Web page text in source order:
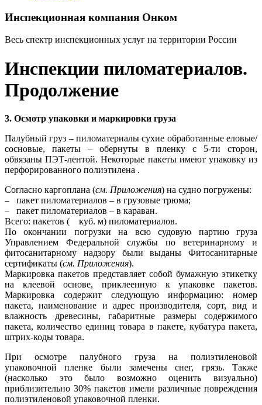
Инспекционная компания Онком
Весь спектр инспекционных услуг на территории России
Инспекции пиломатериалов.
Продолжение
3. Осмотр упаковки и маркировки груза
Палубный груз – пиломатериалы сухие обработанные еловые/
сосновые, пакеты – обернуты в пленку с 5-ти сторон,
обвязаны ПЭТ-лентой. Некоторые пакеты имеют упаковку из
перфорированного полиэтилена .
Согласно каргоплана (см. Приложения) на судно погружены:
– пакет пиломатериалов – в грузовые трюма;
– пакет пиломатериалов – в караван.
Всего: пакетов ( куб. м) пиломатериалов.
По окончании погрузки на всю судовую партию груза
Управлением Федеральной службы по ветеринарному и
фитосанитарному надзору были выданы Фитосанитарные
сертификаты (см. Приложения).
Маркировка пакетов представляет собой бумажную этикетку
на клеевой основе, приклеенную к упаковке пакетов.
Маркировка содержит следующую информацию: номер
пакета, наименование и адрес производителя, сорт, вид и
влажность древесины, габаритные размеры содержимого
пакета, количество единиц товара в пакете, кубатура пакета,
штрих-коды товара.
При осмотре палубного груза на полиэтиленовой
упаковочной пленке были замечены снег, грязь. Также
(насколько это было возможно оценить визуально)
приблизительно 30% пакетов имели различные повреждения
полиэтиленовой упаковочной пленки.